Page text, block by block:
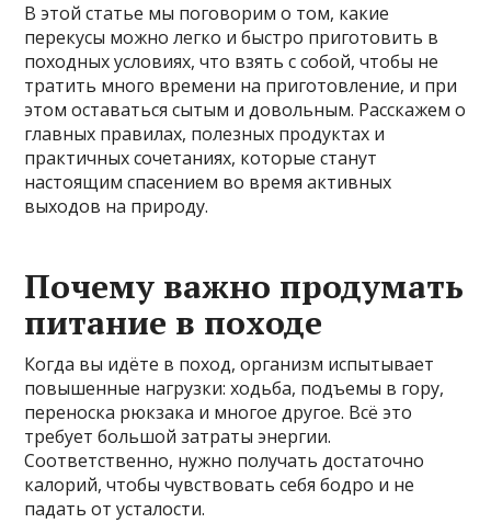
В этой статье мы поговорим о том, какие
перекусы можно легко и быстро приготовить в
походных условиях, что взять с собой, чтобы не
тратить много времени на приготовление, и при
этом оставаться сытым и довольным. Расскажем о
главных правилах, полезных продуктах и
практичных сочетаниях, которые станут
настоящим спасением во время активных
выходов на природу.
Почему важно продумать
питание в походе
Когда вы идёте в поход, организм испытывает
повышенные нагрузки: ходьба, подъемы в гору,
переноска рюкзака и многое другое. Всё это
требует большой затраты энергии.
Соответственно, нужно получать достаточно
калорий, чтобы чувствовать себя бодро и не
падать от усталости.